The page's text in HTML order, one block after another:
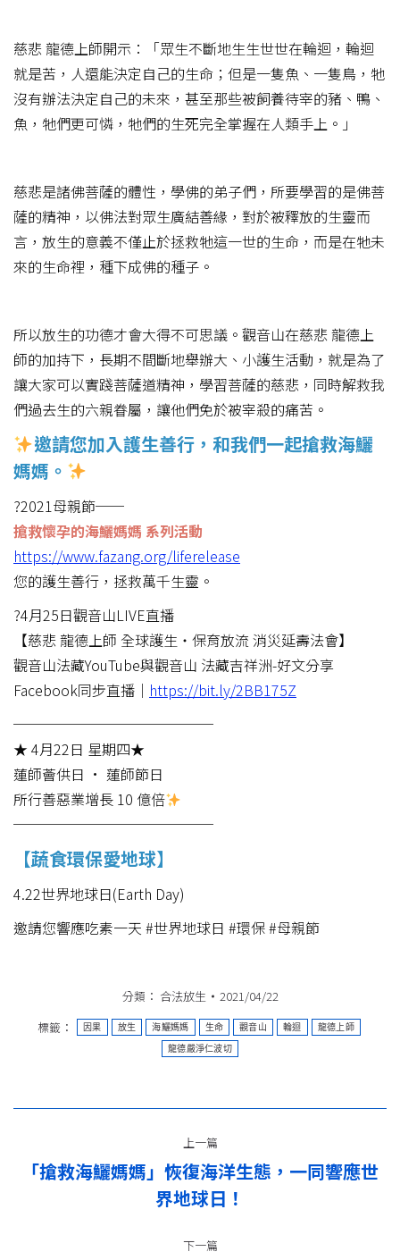
慈悲 龍德上師開示：「眾生不斷地生生世世在輪迴，輪迴
就是苦，人還能決定自己的生命；但是一隻魚、一隻鳥，牠
沒有辦法決定自己的未來，甚至那些被飼養待宰的豬、鴨、
魚，牠們更可憐，牠們的生死完全掌握在人類手上。」
慈悲是諸佛菩薩的體性，學佛的弟子們，所要學習的是佛菩
薩的精神，以佛法對眾生廣結善緣，對於被釋放的生靈而
言，放生的意義不僅止於拯救牠這一世的生命，而是在牠未
來的生命裡，種下成佛的種子。
所以放生的功德才會大得不可思議。觀音山在慈悲 龍德上
師的加持下，長期不間斷地舉辦大、小護生活動，就是為了
讓大家可以實踐菩薩道精神，學習菩薩的慈悲，同時解救我
們過去生的六親眷屬，讓他們免於被宰殺的痛苦。
邀請您加入護生善行，和我們一起搶救海鱺
媽媽。
?2021母親節──
搶救懷孕的海鱺媽媽 系列活動
https://www.fazang.org/liferelease
您的護生善行，拯救萬千生靈。
?4月25日觀音山LIVE直播
【慈悲 龍德上師 全球護生‧保育放流 消災延壽法會】
觀音山法藏YouTube與觀音山 法藏吉祥洲-好文分享
Facebook同步直播｜ https://bit.ly/2BB175Z
──────────────
★ 4月22日 星期四★
蓮師薈供日 • 蓮師節日
所行善惡業增長 10 億倍
──────────────
【蔬食環保愛地球】
4.22世界地球日(Earth Day)
邀請您響應吃素一天 #世界地球日 #環保 #母親節
分類： 合法放生
2021/04/22
標籤：
因果 放生 海鱺媽媽 生命 觀音山 輪迴 龍德上師
龍德嚴淨仁波切
章
上一篇
上
一
「搶救海鱺媽媽」恢復海洋生態，一同響應世
界地球日！
下一篇